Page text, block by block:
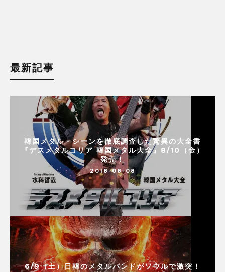
最新記事
韓国メタル・シーンを徹底調査した驚異の大全書
『デスメタルコリア 韓国メタル大全』8/10（金）
発売！
2018-08-08
6/9（土）日韓のメタルバンドがソウルで激突！